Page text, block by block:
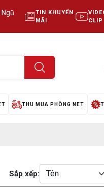
TIN KHUYẾN
MÃI
CLIP
THU MUA PHÒNG NET
Sắp xếp: